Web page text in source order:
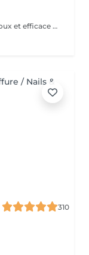
Soin Calluspeeling® Un soin professionnel doux et efficace qui élimine les callosités, talons secs et rugosités sans lame ni fraise. Les patches aux extraits végétaux lissent la peau, réparent en profondeur et laissent les pieds incroyablement doux dès la première séance.
310